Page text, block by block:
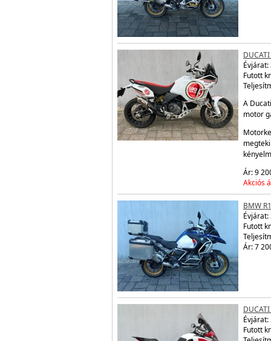
DUCATI
Évjárat:
Futott
A
motor
Ár: 9
Akciós
BMW
Évjárat:
Futott
Ár: 7
Évjárat:
Futott